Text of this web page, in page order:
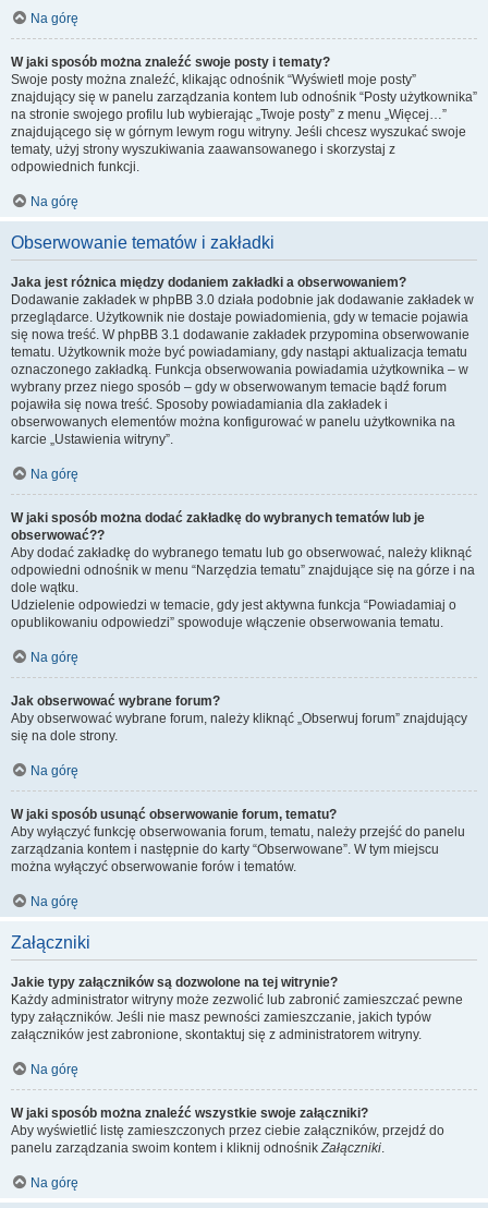
Na górę
W jaki sposób można znaleźć swoje posty i tematy?
Swoje posty można znaleźć, klikając odnośnik “Wyświetl moje posty”
znajdujący się w panelu zarządzania kontem lub odnośnik “Posty użytkownika”
na stronie swojego profilu lub wybierając „Twoje posty” z menu „Więcej…”
znajdującego się w górnym lewym rogu witryny. Jeśli chcesz wyszukać swoje
tematy, użyj strony wyszukiwania zaawansowanego i skorzystaj z
odpowiednich funkcji.
Na górę
Obserwowanie tematów i zakładki
Jaka jest różnica między dodaniem zakładki a obserwowaniem?
Dodawanie zakładek w phpBB 3.0 działa podobnie jak dodawanie zakładek w
przeglądarce. Użytkownik nie dostaje powiadomienia, gdy w temacie pojawia
się nowa treść. W phpBB 3.1 dodawanie zakładek przypomina obserwowanie
tematu. Użytkownik może być powiadamiany, gdy nastąpi aktualizacja tematu
oznaczonego zakładką. Funkcja obserwowania powiadamia użytkownika – w
wybrany przez niego sposób – gdy w obserwowanym temacie bądź forum
pojawiła się nowa treść. Sposoby powiadamiania dla zakładek i
obserwowanych elementów można konfigurować w panelu użytkownika na
karcie „Ustawienia witryny”.
Na górę
W jaki sposób można dodać zakładkę do wybranych tematów lub je
obserwować??
Aby dodać zakładkę do wybranego tematu lub go obserwować, należy kliknąć
odpowiedni odnośnik w menu “Narzędzia tematu” znajdujące się na górze i na
dole wątku.
Udzielenie odpowiedzi w temacie, gdy jest aktywna funkcja “Powiadamiaj o
opublikowaniu odpowiedzi” spowoduje włączenie obserwowania tematu.
Na górę
Jak obserwować wybrane forum?
Aby obserwować wybrane forum, należy kliknąć „Obserwuj forum” znajdujący
się na dole strony.
Na górę
W jaki sposób usunąć obserwowanie forum, tematu?
Aby wyłączyć funkcję obserwowania forum, tematu, należy przejść do panelu
zarządzania kontem i następnie do karty “Obserwowane”. W tym miejscu
można wyłączyć obserwowanie forów i tematów.
Na górę
Załączniki
Jakie typy załączników są dozwolone na tej witrynie?
Każdy administrator witryny może zezwolić lub zabronić zamieszczać pewne
typy załączników. Jeśli nie masz pewności zamieszczanie, jakich typów
załączników jest zabronione, skontaktuj się z administratorem witryny.
Na górę
W jaki sposób można znaleźć wszystkie swoje załączniki?
Aby wyświetlić listę zamieszczonych przez ciebie załączników, przejdź do
panelu zarządzania swoim kontem i kliknij odnośnikZałączniki.
Na górę